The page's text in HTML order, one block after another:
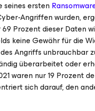
seines ersten
Angriffen wurden,
Prozent dieser Daten
keine Gewähr für die
Angriffs unbrauchbar
überarbeitet oder
waren nur 19 Prozent
sich darauf, den